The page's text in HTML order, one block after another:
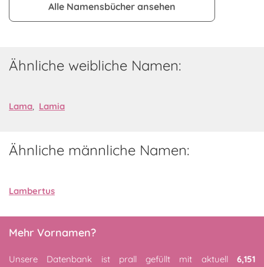
Alle Namensbücher ansehen
Ähnliche weibliche Namen:
Lama, Lamia
Ähnliche männliche Namen:
Lambertus
Mehr Vornamen?
Unsere Datenbank ist prall gefüllt mit aktuell 6,151